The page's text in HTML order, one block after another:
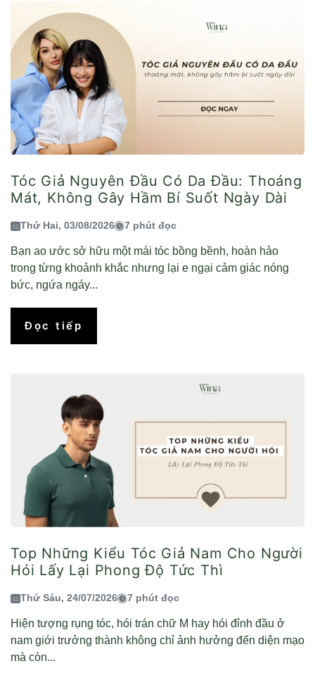
Tóc Giả Nguyên Đầu Có Da Đầu: Thoáng
Mát, Không Gây Hầm Bí Suốt Ngày Dài
Thứ Hai, 03/08/2026 7 phút đọc
Bạn ao ước sở hữu một mái tóc bồng bềnh, hoàn hảo
trong từng khoảnh khắc nhưng lại e ngại cảm giác nóng
bức, ngứa ngáy...
Đọc tiếp
Top Những Kiểu Tóc Giả Nam Cho Người
Hói Lấy Lại Phong Độ Tức Thì
Thứ Sáu, 24/07/2026 7 phút đọc
Hiện tượng rụng tóc, hói trán chữ M hay hói đỉnh đầu ở
nam giới trưởng thành không chỉ ảnh hưởng đến diện mạo
mà còn...